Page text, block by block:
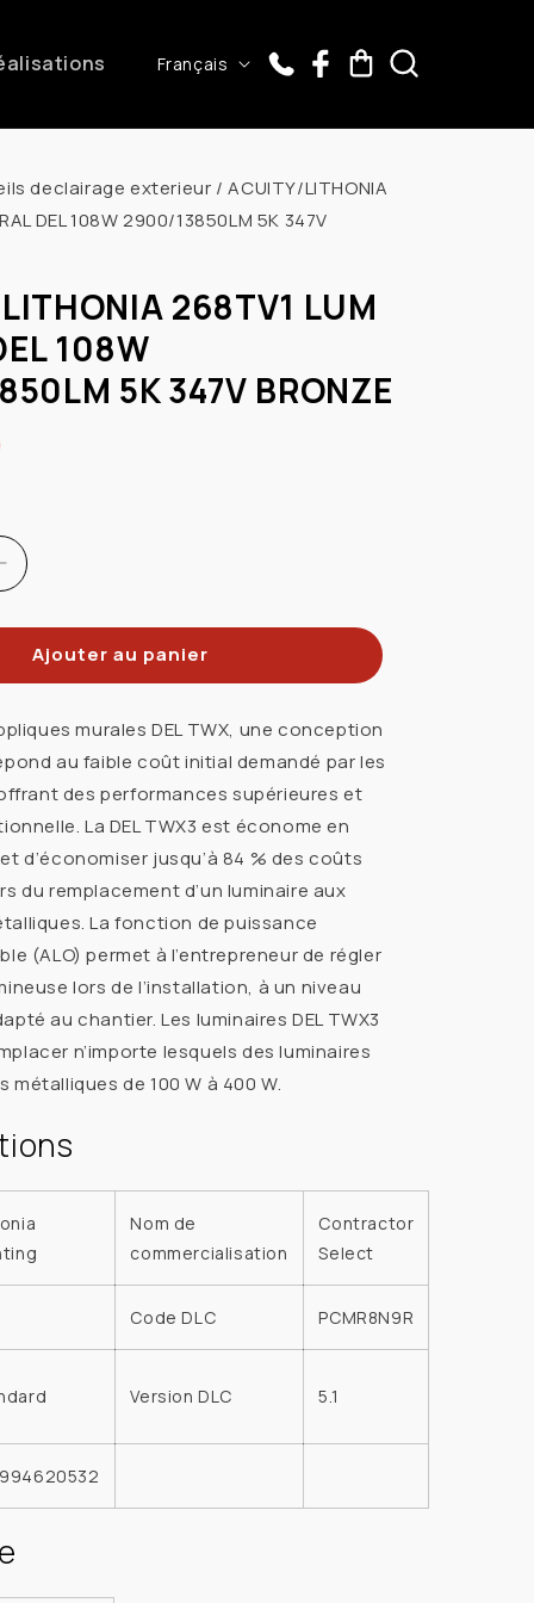
L
n
g
u
Français Panier
declairage exterieur /ACUITY/LITHONIA
DEL 108W 2900/13850LM 5K 347V
268TV1 LUM
108W
5K 347V BRONZE
Réduire
quantité
ACUITY/LITHONIA
268TV1
LUM
MURAL
DEL
108W
2900/13850LM
5K
347V
BRONZE
Ajouter au panier
murales DEL TWX, une conception
au faible coût initial demandé par les
des performances supérieures et
La DEL TWX3 est économe en
d’économiser jusqu’à 84 % des coûts
du remplacement d’un luminaire aux
La fonction de puissance
(ALO) permet à l’entrepreneur de régler
lors de l’installation, à un niveau
au chantier. Les luminaires DEL TWX3
n’importe lesquels des luminaires
métalliques de 100 W à 400 W.
Nom de
commercialisation
Contractor
Select
Code DLC PCMR8N9R
Version DLC 5.1